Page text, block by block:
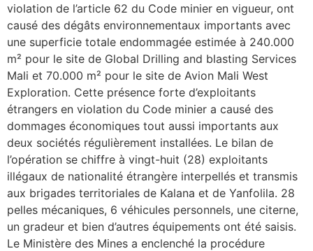
violation de l’article 62 du Code minier en vigueur, ont
causé des dégâts environnementaux importants avec
une superficie totale endommagée estimée à 240.000
m² pour le site de Global Drilling and blasting Services
Mali et 70.000 m² pour le site de Avion Mali West
Exploration. Cette présence forte d’exploitants
étrangers en violation du Code minier a causé des
dommages économiques tout aussi importants aux
deux sociétés régulièrement installées. Le bilan de
l’opération se chiffre à vingt-huit (28) exploitants
illégaux de nationalité étrangère interpellés et transmis
aux brigades territoriales de Kalana et de Yanfolila. 28
pelles mécaniques, 6 véhicules personnels, une citerne,
un gradeur et bien d’autres équipements ont été saisis.
Le Ministère des Mines a enclenché la procédure